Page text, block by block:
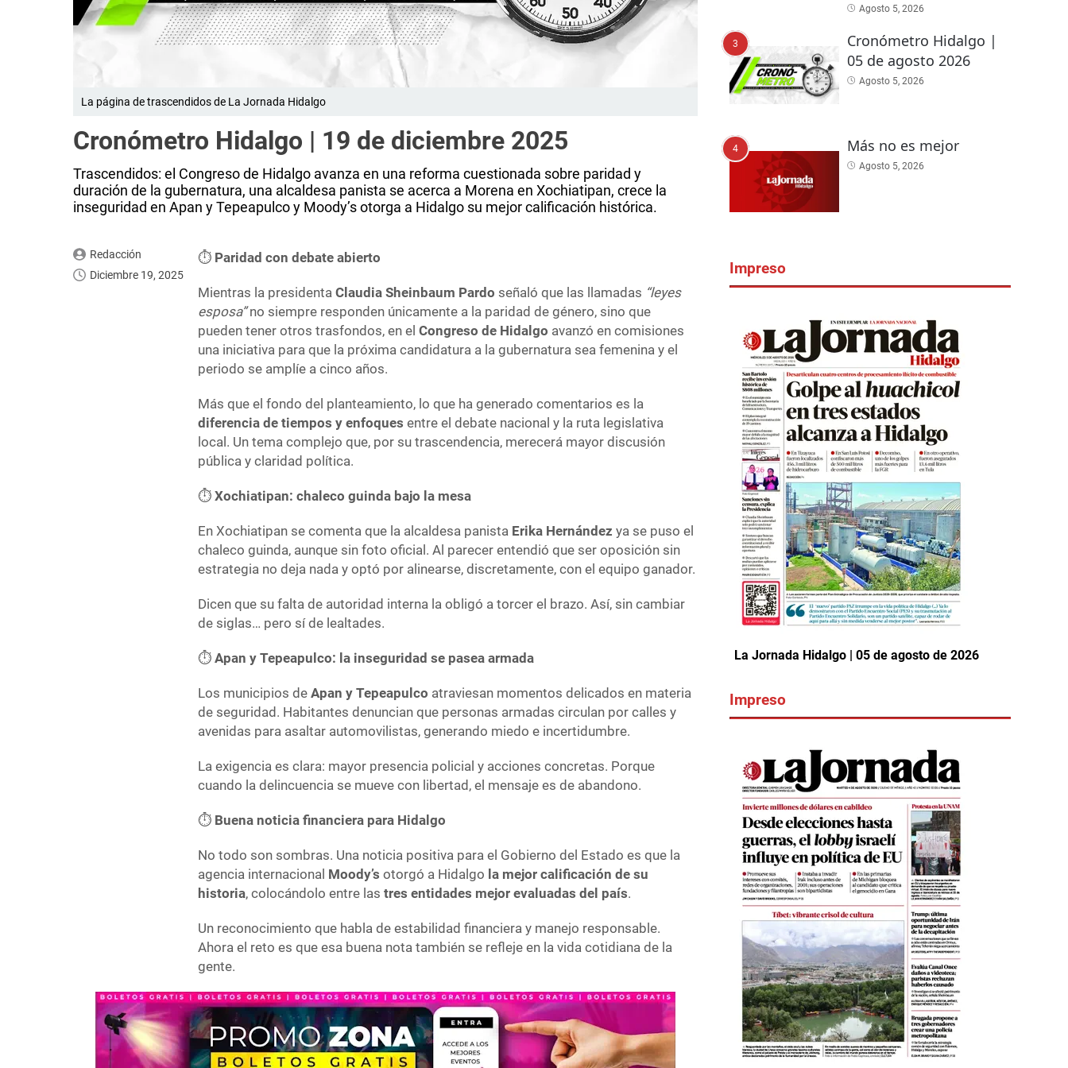
La página de trascendidos de La Jornada Hidalgo
Cronómetro Hidalgo | 19 de diciembre 2025
Trascendidos: el Congreso de Hidalgo avanza en una reforma cuestionada sobre paridad y
duración de la gubernatura, una alcaldesa panista se acerca a Morena en Xochiatipan, crece la
inseguridad en Apan y Tepeapulco y Moody’s otorga a Hidalgo su mejor calificación histórica.
Redacción
Diciembre 19, 2025
⏱️ Paridad con debate abierto
Mientras la presidentaClaudia Sheinbaum Pardo señaló que las llamadas “leyes
esposa”no siempre responden únicamente a la paridad de género, sino que
pueden tener otros trasfondos, en elCongreso de Hidalgo avanzó en comisiones
una iniciativa para que la próxima candidatura a la gubernatura sea femenina y el
periodo se amplíe a cinco años.
Más que el fondo del planteamiento, lo que ha generado comentarios es la
diferencia de tiempos y enfoques entre el debate nacional y la ruta legislativa
local. Un tema complejo que, por su trascendencia, merecerá mayor discusión
pública y claridad política.
⏱️Xochiatipan: chaleco guinda bajo la mesa
En Xochiatipan se comenta que la alcaldesa panista Erika Hernández ya se puso el
chaleco guinda, aunque sin foto oficial. Al parecer entendió que ser oposición sin
estrategia no deja nada y optó por alinearse, discretamente, con el equipo ganador.
Dicen que su falta de autoridad interna la obligó a torcer el brazo. Así, sin cambiar
de siglas… pero sí de lealtades.
⏱️Apan y Tepeapulco: la inseguridad se pasea armada
Los municipios deApan y Tepeapulco atraviesan momentos delicados en materia
de seguridad. Habitantes denuncian que personas armadas circulan por calles y
avenidas para asaltar automovilistas, generando miedo e incertidumbre.
La exigencia es clara: mayor presencia policial y acciones concretas. Porque
cuando la delincuencia se mueve con libertad, el mensaje es de abandono.
⏱️ Buena noticia financiera para Hidalgo
No todo son sombras. Una noticia positiva para el Gobierno del Estado es que la
agencia internacional Moody’s otorgó a Hidalgo la mejor calificación de su
historia, colocándolo entre lastres entidades mejor evaluadas del país.
Un reconocimiento que habla de estabilidad financiera y manejo responsable.
Ahora el reto es que esa buena nota también se refleje en la vida cotidiana de la
gente.
Agosto 5, 2026
3
Cronómetro Hidalgo |
05 de agosto 2026
Agosto 5, 2026
4 Más no es mejor
Agosto 5, 2026
Impreso
La Jornada Hidalgo | 05 de agosto de 2026
Impreso